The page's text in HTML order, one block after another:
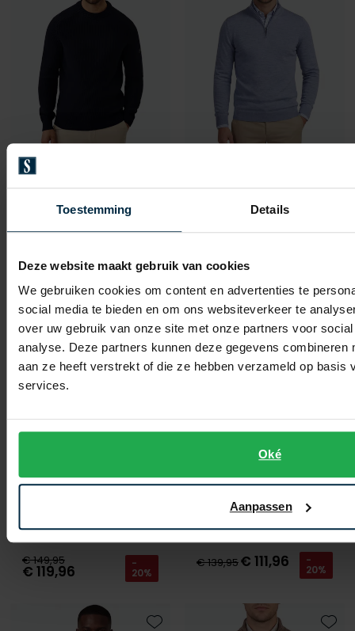
Toestemming Details
Deze website maakt gebruik van cookies
We gebruiken cookies om content en advertenties te
social media te bieden en om ons websiteverkeer te
over uw gebruik van onze site met onze partners voor
analyse. Deze partners kunnen deze gegevens combineren
aan ze heeft verstrekt of die ze hebben verzameld op basis
services.
Oké
Aanpassen
Cavallaro
€ 159,95 - € 149,95 -
€ 149,95
€ 119,96 -
20%
Toevoegen aan favorieten
Cavallaro
€ 139,95€ 111,96 -
20%